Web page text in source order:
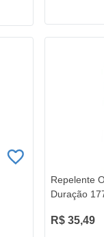
Repelente
Duração
R$ 35,49